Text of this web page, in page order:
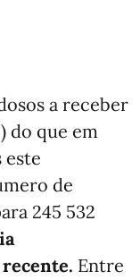
a receber
do que em
este
de
245 532
recente. Entre